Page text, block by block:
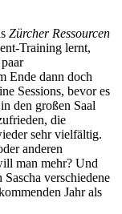
Zürcher Ressourcen
Training lernt,
Ende dann doch
Sessions, bevor es
den großen Saal
die
sehr vielfältig.
anderen
man mehr? Und
verschiedene
Jahr als